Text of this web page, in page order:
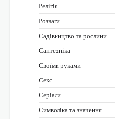
Релігія
Розваги
Садівництво та рослини
Сантехніка
Своїми руками
Секс
Серіали
Символіка та значення